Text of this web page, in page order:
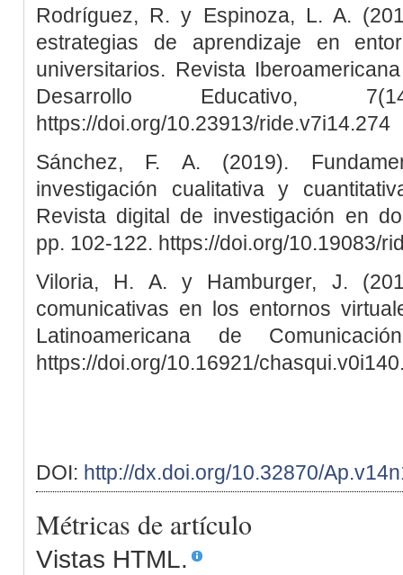
Rodríguez, R. y Espinoza, L. A.
estrategias de aprendizaje en
universitarios. Revista
Desarrollo Educativo,
https://doi.org/10.23913/ride.v7i14.274
Sánchez, F. A. (2019).
investigación cualitativa y
Revista digital de investigación en
pp. 102-122. https://doi.org/10.19083/
Viloria, H. A. y Hamburger, J.
comunicativas en los entornos
Latinoamericana de
https://doi.org/10.16921/
DOI: http://dx.doi.org/10.32870/
Métricas de artículo
Vistas HTML.